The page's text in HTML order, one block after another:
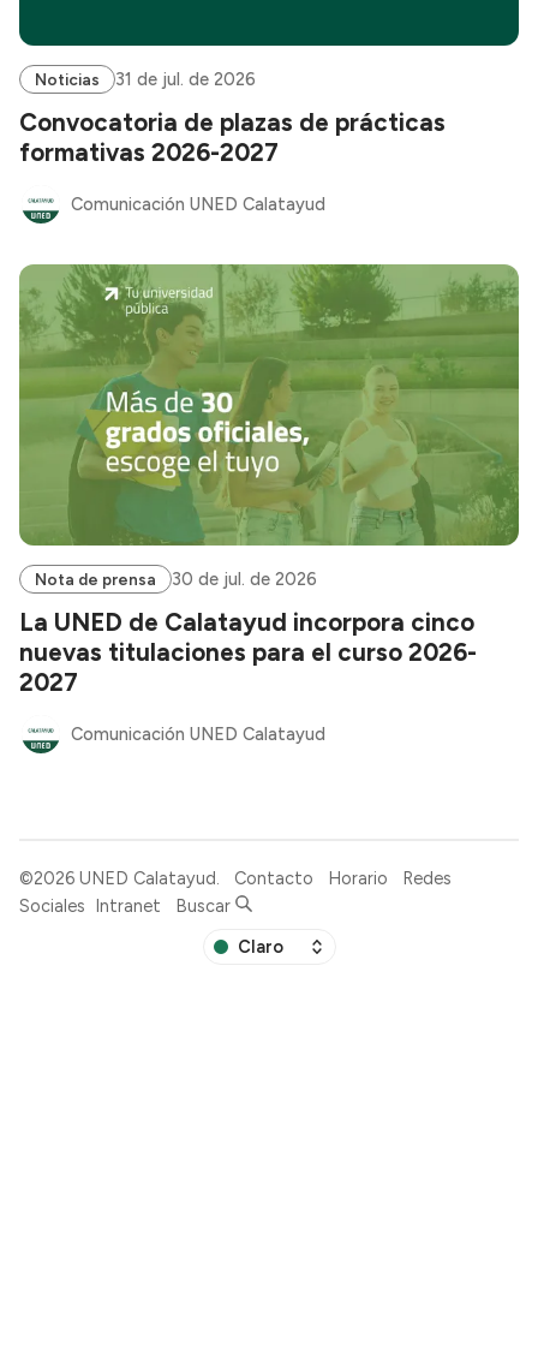
Noticias 31 de jul. de 2026
Convocatoria de plazas de prácticas
formativas 2026-2027
Comunicación UNED Calatayud
Nota de prensa 30 de jul. de 2026
La UNED de Calatayud incorpora cinco
nuevas titulaciones para el curso 2026-
2027
Comunicación UNED Calatayud
©2026 UNED Calatayud. Contacto Horario
Redes
Sociales Intranet Buscar